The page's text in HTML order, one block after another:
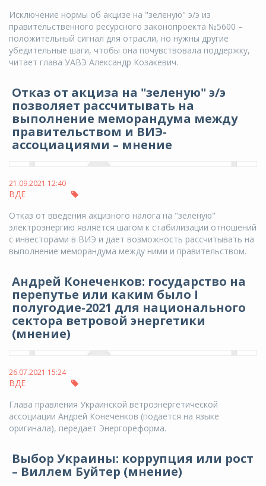
Исключение нормы об акцизе на "зеленую" э/э из
правительственного ресурсного законопроекта №5600 –
положительный сигнал для отрасли, но нужны другие
убедительные шаги, чтобы она почувствовала поддержку,
читает глава УАВЭ Александр Козакевич.
Отказ от акциза на "зеленую" э/э
позволяет рассчитывать на
выполнение меморандума между
правительством и ВИЭ-
ассоциациями – мнение
21.09.2021 12:40
ВДЕ
Отказ от введения акцизного налога на "зеленую"
электроэнергию является шагом к стабилизации отношений
с инвесторами в ВИЭ и дает возможность рассчитывать на
выполнение меморандума между ними и правительством.
Андрей Конеченков: государство на
перепутье или каким было I
полугодие-2021 для национального
сектора ветровой энергетики
(мнение)
26.07.2021 15:24
ВДЕ
Глава правления Украинской ветроэнергетической
ассоциации Андрей Конеченков (подается на языке
оригинала), передает Энергореформа.
Выбор Украины: коррупция или рост
– Виллем Буйтер (мнение)